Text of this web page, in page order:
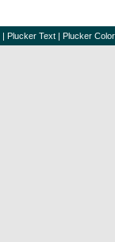
| Plucker Text | Plucker Color